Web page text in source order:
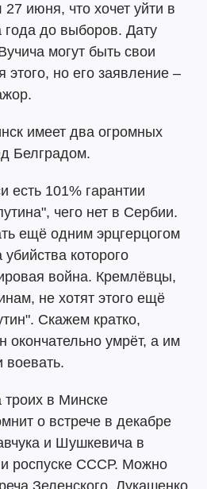
27 июня, что хочет уйти в
года до выборов. Дату
могут быть свои
но его заявление –
имеет два огромных
Белградом.
есть 101% гарантии
чего нет в Сербии.
ещё одним эрцгерцогом
которого
война. Кремлёвцы,
не хотят этого ещё
Скажем кратко,
окончательно умрёт, а им
воевать.
троих в Минске
о встрече в декабре
и Шушкевича в
роспуске СССР. Можно
Зеленского, Лукашенко